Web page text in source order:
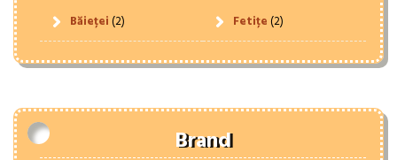
Băieței(2) Fetițe(2)
Brand